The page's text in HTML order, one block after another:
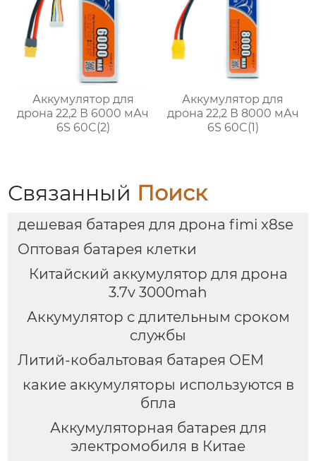
Аккумулятор для
дрона 22,2 В 6000 мАч
6S 60C(2)
Аккумулятор для
дрона 22,2 В 8000 мАч
6S 60C(1)
Связанный Поиск
дешевая батарея для дрона fimi x8se
Оптовая батарея клетки
Китайский аккумулятор для дрона
3.7v 3000mah
Аккумулятор с длительным сроком
службы
Литий-кобальтовая батарея OEM
какие аккумуляторы используются в
бпла
Аккумуляторная батарея для
электромобиля в Китае